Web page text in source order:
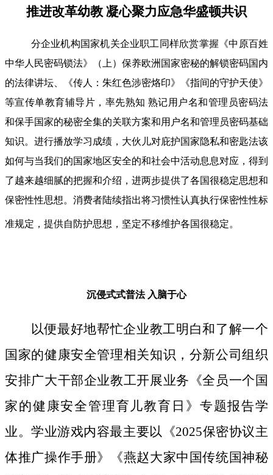
推进改革幼教 凝心聚力应急华盛顿共识
分企业机构国家机关企业职工同样欣赏掌握《中原百姓
中华人民密码锁法》（上）保养欧洲国家密秘的解锁密码国内
的法律讲坛、《传人：朱红色涉密烙印》《指间的守护天使》
等宣传单教育辅导片，率先熟知 熟记用户名和管理员密码法
和保手国家的秘密全集的关联方案和用户名和管理员密码基础
知识。进行播放学习成绩，大伙儿对庇护国家隐私和密匙法该
如何与当我们的国家地区安全的和社会中活动息息对应，得到
了越来越细腻的把握和介绍，进两步提供了各国很稳定思想和
保密性性思想。消费者陆续指出将习惯性认真执行保密性性标
准规定，提供自防护思想，坚定不移维护各国很稳定。
沉侵式式普法 入脑于心
以便最好地帮忙企业教工明白和了解一个
国家的健康安全管理相关知识，分新公司组织
安排广大干部企业教工开展业务《全员一个国
家的健康安全管理育儿教育日》专题报告学
业。学业游戏内容最主要以《2025保密协议主
体推广操作手册》《燕赵大家中国传统国神秘